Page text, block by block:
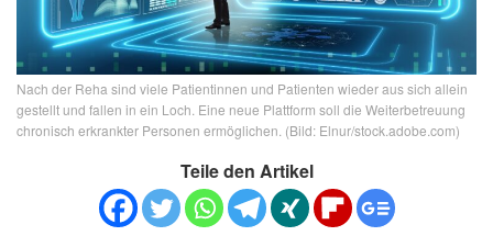
Nach der Reha sind viele Patientinnen und Patienten wieder aus sich allein
gestellt und fallen in ein Loch. Eine neue Plattform soll die Weiterbetreuung
chronisch erkrankter Personen ermöglichen. (Bild: Elnur/stock.adobe.com)
Teile den Artikel